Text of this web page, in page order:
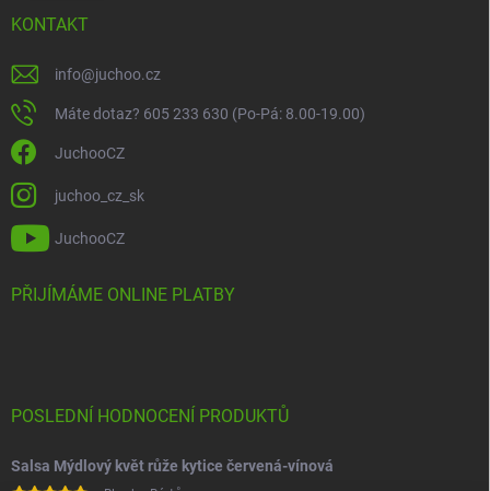
KONTAKT
info@juchoo.cz
Máte dotaz? 605 233 630 (Po-Pá: 8.00-19.00)
JuchooCZ
juchoo_cz_sk
JuchooCZ
PŘIJÍMÁME ONLINE PLATBY
POSLEDNÍ HODNOCENÍ PRODUKTŮ
Salsa Mýdlový květ růže kytice červená-vínová